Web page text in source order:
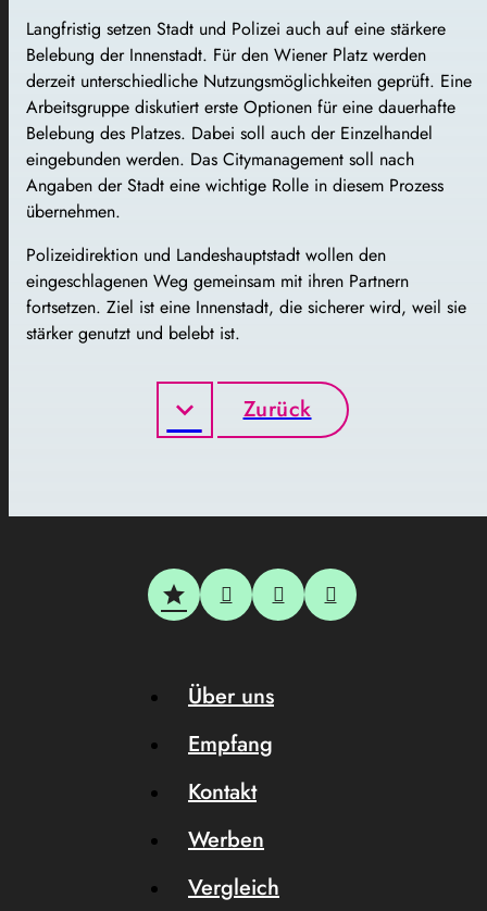
Langfristig setzen Stadt und Polizei auch auf eine stärkere
Belebung der Innenstadt. Für den Wiener Platz werden
derzeit unterschiedliche Nutzungsmöglichkeiten geprüft. Eine
Arbeitsgruppe diskutiert erste Optionen für eine dauerhafte
Belebung des Platzes. Dabei soll auch der Einzelhandel
eingebunden werden. Das Citymanagement soll nach
Angaben der Stadt eine wichtige Rolle in diesem Prozess
übernehmen.
Polizeidirektion und Landeshauptstadt wollen den
eingeschlagenen Weg gemeinsam mit ihren Partnern
fortsetzen. Ziel ist eine Innenstadt, die sicherer wird, weil sie
stärker genutzt und belebt ist.
Zurück
Über uns
Empfang
Kontakt
Werben
Vergleich